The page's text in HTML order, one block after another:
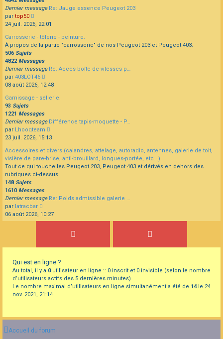
Dernier message Re: Jauge essence Peugeot 203
par top50
le
message
24 juil. 2026, 22:01
Carrosserie - tôlerie - peinture.
À propos de la partie "carrosserie" de nos Peugeot 203 et Peugeot 403.
506 Sujets
4822Messages
Dernier message Re: Accès boîte de vitesses p…
par 403LOT46
le
message
08 août 2026, 12:48
Garnissage - sellerie.
93 Sujets
1221 Messages
Dernier message Différence tapis-moquette - P…
par Lhooqteam
le
message
23 juil. 2026, 15:13
Accessoires et divers (calandres, attelage, autoradio, antennes, galerie de toit,
visière de pare-brise, anti-brouillard, longues-portée, etc...).
Tout ce qui touche les Peugeot 203, Peugeot 403 et dérivés en dehors des
rubriques ci-dessus.
148 Sujets
1610Messages
Dernier message Re: Poids admissible galerie …
par latracbar
le
dernier
06 août 2026, 10:27
Qui est en ligne ?
Au total, il y a 0utilisateur en ligne :: 0 inscrit et 0 invisible (selon le nombre
d’utilisateurs actifs des 5 dernières minutes)
Le nombre maximal d’utilisateurs en ligne simultanément a été de 14le 24
nov. 2021, 21:14
Accueil du forum